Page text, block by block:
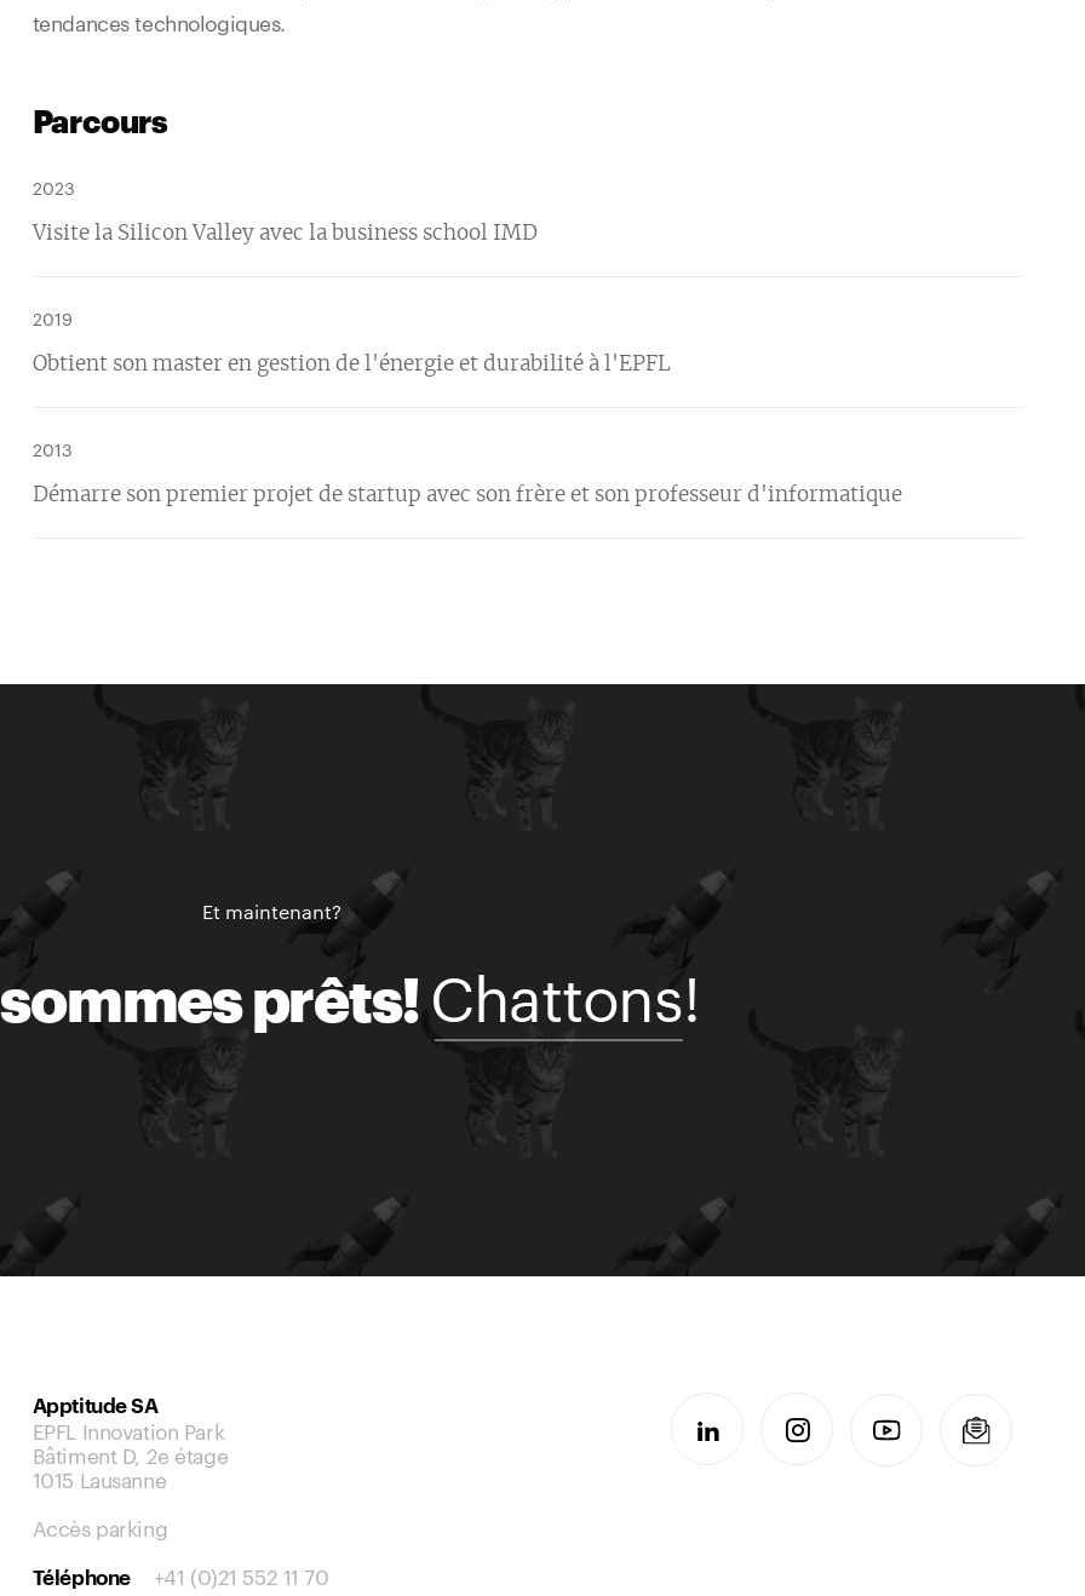
tendances technologiques.
Parcours
2023
Visite la Silicon Valley avec la business school IMD
2019
Obtient son master en gestion de l'énergie et durabilité à l'EPFL
2013
Démarre son premier projet de startup avec son frère et son professeur d'informatique
Et maintenant?
prêts! Chattons!
Apptitude SA
EPFL Innovation Park
Bâtiment D, 2e étage
1015 Lausanne
Accès parking
Téléphone +41 (0)21 552 11 70